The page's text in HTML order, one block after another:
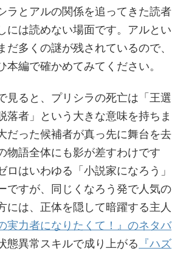
とアルの関係を追ってきた読者
には読めない場面です。アルとい
だ多くの謎が残されているので、
本編で確かめてみてください。
見ると、プリシラの死亡は「王選
落者」という大きな意味を持ちま
だった候補者が真っ先に舞台を去
物語全体にも影が差すわけです
ロはいわゆる「小説家になろう」
ですが、同じくなろう発で人気の
には、正体を隠して暗躍する主人
実力者になりたくて！』のネタバ
態異常スキルで成り上がる 『ハズ